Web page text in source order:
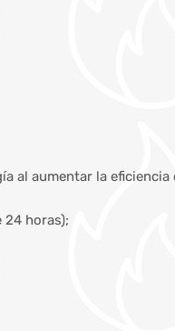
al aumentar la
horas);